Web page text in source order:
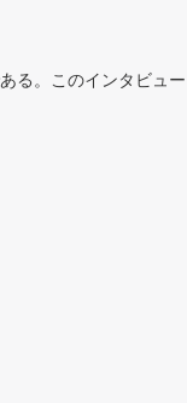
る。このインタビュー